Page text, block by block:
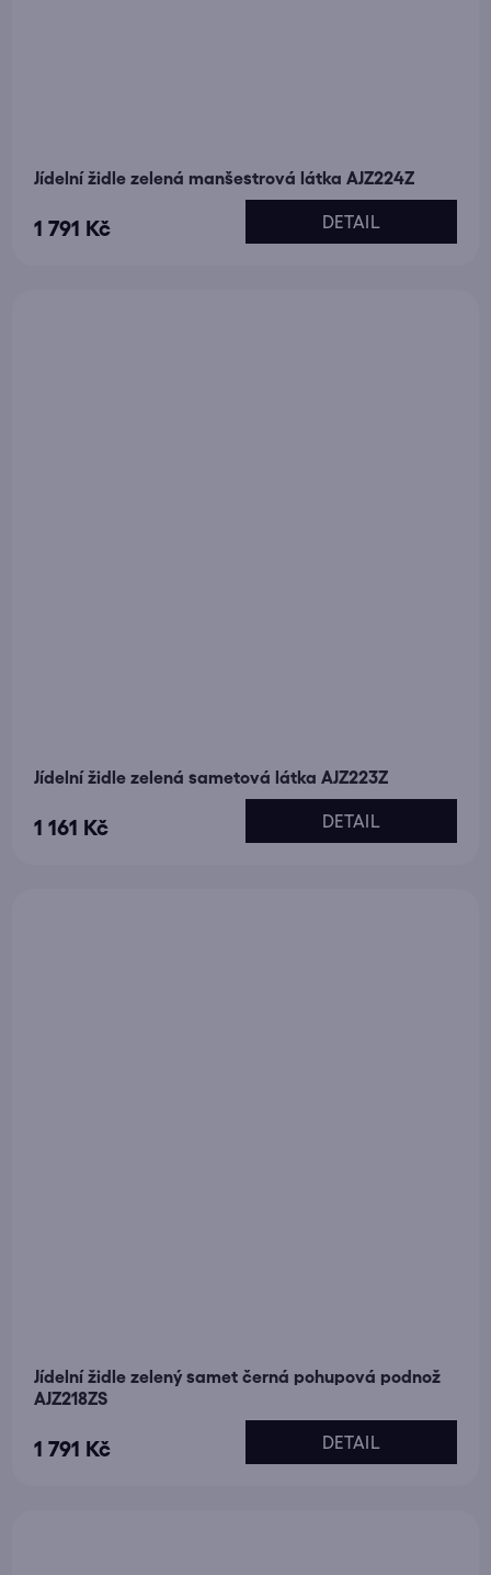
Jídelní židle zelená manšestrová látka AJZ224Z
1 791 Kč DETAIL
Jídelní židle zelená sametová látka AJZ223Z
1 161 Kč DETAIL
Jídelní židle zelený samet černá pohupová podnož
AJZ218ZS
1 791 Kč DETAIL